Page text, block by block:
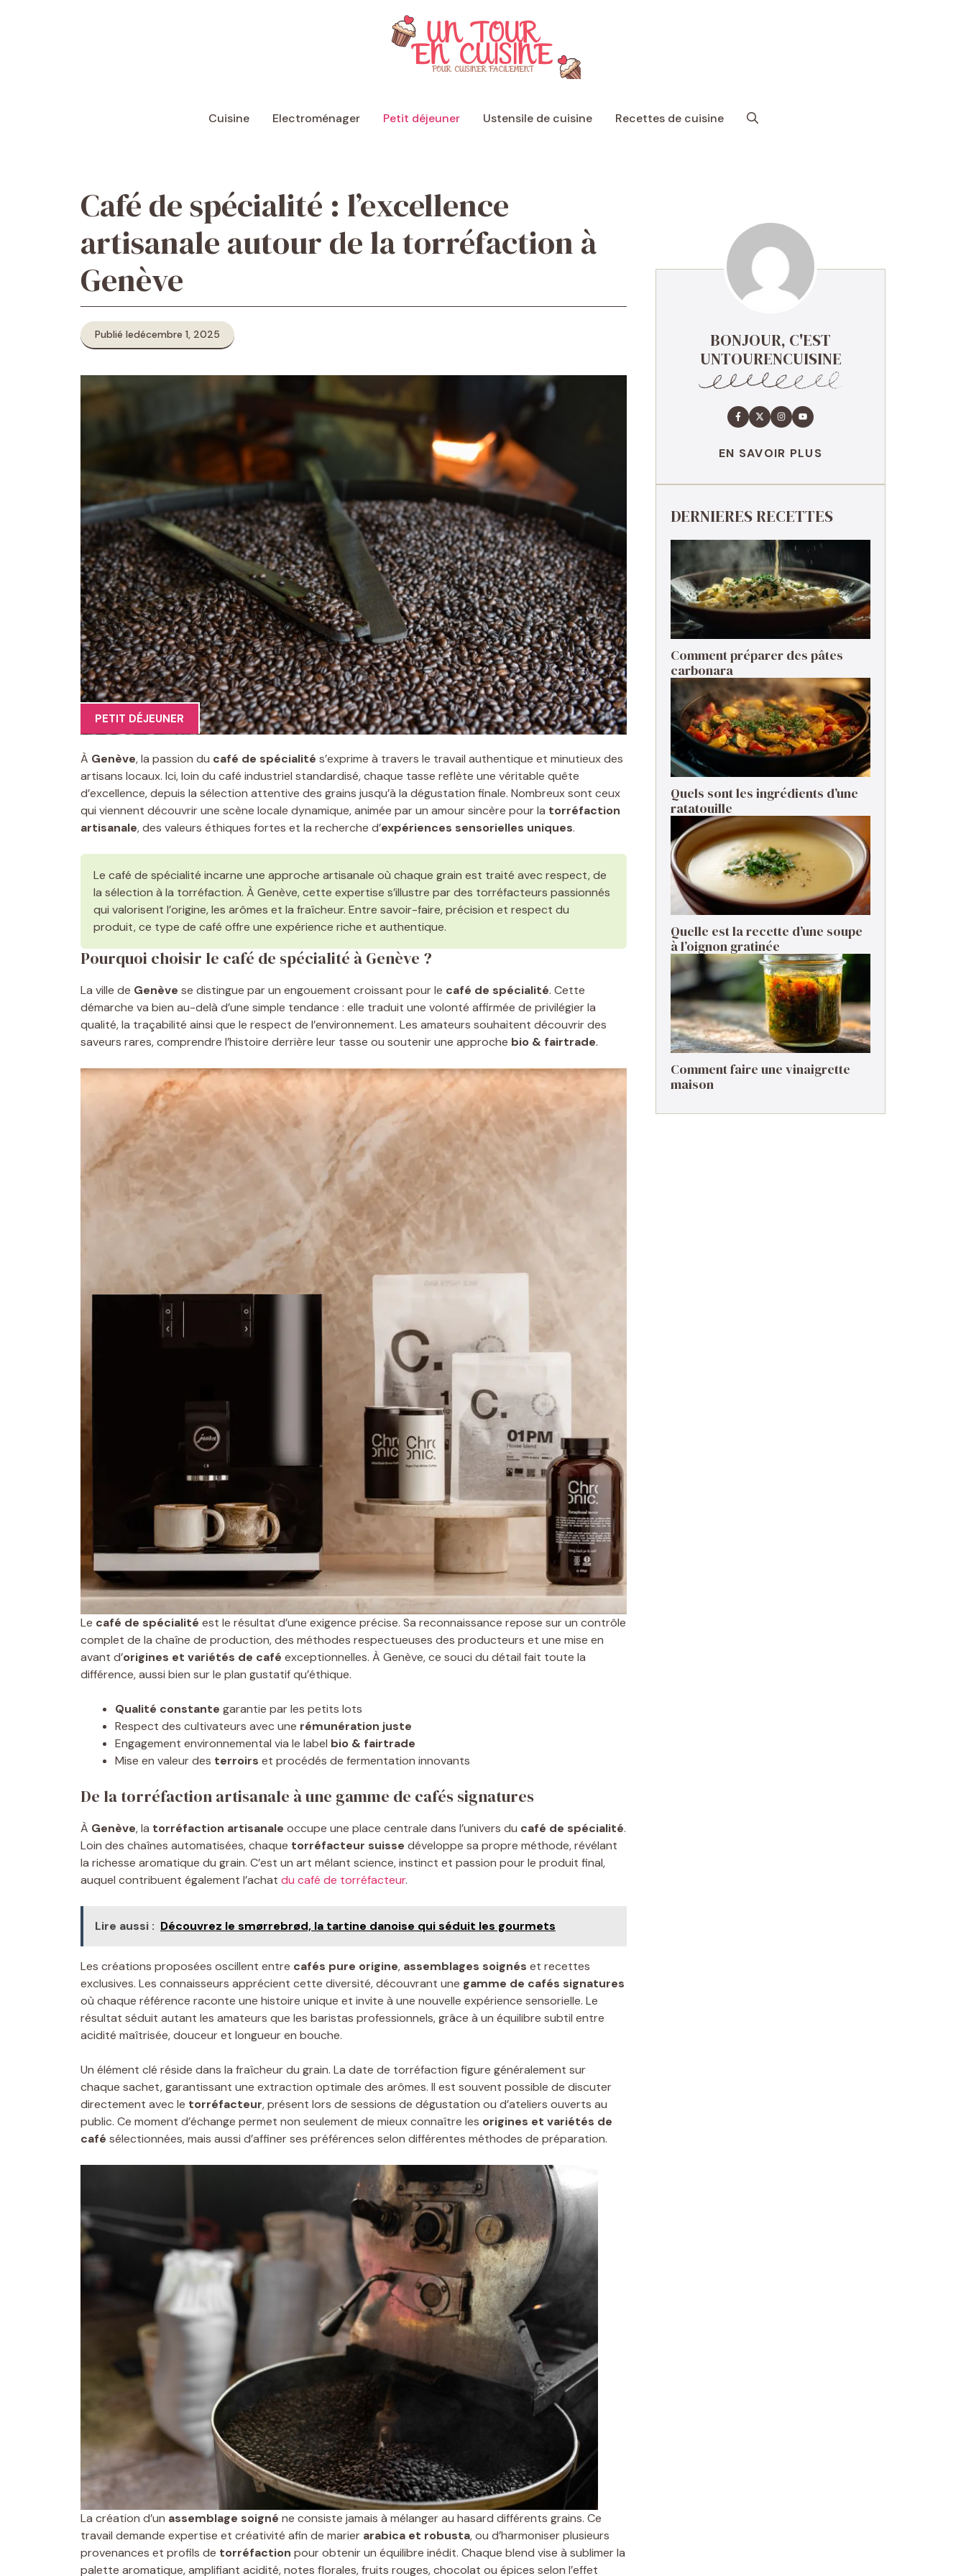
Cuisine Electroménager Petit déjeuner Ustensile de cuisine Recettes de cuisine
Café de spécialité : l’excellence
artisanale autour de la torréfaction à
Genève
Publié ledécembre 1, 2025
PETIT DÉJEUNER
À Genève, la passion du café de spécialité s’exprime à travers le travail authentique et minutieux des
artisans locaux. Ici, loin du café industriel standardisé, chaque tasse reflète une véritable quête
d’excellence, depuis la sélection attentive des grains jusqu’à la dégustation finale. Nombreux sont ceux
qui viennent découvrir une scène locale dynamique, animée par un amour sincère pour la torréfaction
artisanale, des valeurs éthiques fortes et la recherche d’expériences sensorielles uniques.
Le café de spécialité incarne une approche artisanale où chaque grain est traité avec respect, de
la sélection à la torréfaction. À Genève, cette expertise s’illustre par des torréfacteurs passionnés
qui valorisent l’origine, les arômes et la fraîcheur. Entre savoir-faire, précision et respect du
produit, ce type de café offre une expérience riche et authentique.
Pourquoi choisir le café de spécialité à Genève ?
La ville de Genève se distingue par un engouement croissant pour le café de spécialité. Cette
démarche va bien au-delà d’une simple tendance : elle traduit une volonté affirmée de privilégier la
qualité, la traçabilité ainsi que le respect de l’environnement. Les amateurs souhaitent découvrir des
saveurs rares, comprendre l’histoire derrière leur tasse ou soutenir une approche bio & fairtrade.
Le café de spécialité est le résultat d’une exigence précise. Sa reconnaissance repose sur un contrôle
complet de la chaîne de production, des méthodes respectueuses des producteurs et une mise en
avant d’origines et variétés de café exceptionnelles. À Genève, ce souci du détail fait toute la
différence, aussi bien sur le plan gustatif qu’éthique.
Qualité constante garantie par les petits lots
Respect des cultivateurs avec une rémunération juste
Engagement environnemental via le label bio & fairtrade
Mise en valeur des terroirs et procédés de fermentation innovants
De la torréfaction artisanale à une gamme de cafés signatures
À Genève, la torréfaction artisanale occupe une place centrale dans l’univers du café de spécialité.
Loin des chaînes automatisées, chaque torréfacteur suisse développe sa propre méthode, révélant
la richesse aromatique du grain. C’est un art mêlant science, instinct et passion pour le produit final,
auquel contribuent également l’achat du café de torréfacteur.
Lire aussi : Découvrez le smørrebrød, la tartine danoise qui séduit les gourmets
Les créations proposées oscillent entre cafés pure origine, assemblages soignés et recettes
exclusives. Les connaisseurs apprécient cette diversité, découvrant une gamme de cafés signatures
où chaque référence raconte une histoire unique et invite à une nouvelle expérience sensorielle. Le
résultat séduit autant les amateurs que les baristas professionnels, grâce à un équilibre subtil entre
acidité maîtrisée, douceur et longueur en bouche.
Un élément clé réside dans la fraîcheur du grain. La date de torréfaction figure généralement sur
chaque sachet, garantissant une extraction optimale des arômes. Il est souvent possible de discuter
directement avec le torréfacteur, présent lors de sessions de dégustation ou d’ateliers ouverts au
public. Ce moment d’échange permet non seulement de mieux connaître les origines et variétés de
café sélectionnées, mais aussi d’affiner ses préférences selon différentes méthodes de préparation.
La création d’un assemblage soigné ne consiste jamais à mélanger au hasard différents grains. Ce
travail demande expertise et créativité afin de marier arabica et robusta, ou d’harmoniser plusieurs
provenances et profils de torréfaction pour obtenir un équilibre inédit. Chaque blend vise à sublimer la
palette aromatique, amplifiant acidité, notes florales, fruits rouges, chocolat ou épices selon l’effet
BONJOUR, C'EST
UNTOURENCUISINE
EN SAVOIR PLUS
DERNIERES RECETTES
Comment préparer des pâtes
carbonara ​
Quels sont les ingrédients d’une
ratatouille ​
Quelle est la recette d’une soupe
à l’oignon gratinée ​
Comment faire une vinaigrette
maison ​